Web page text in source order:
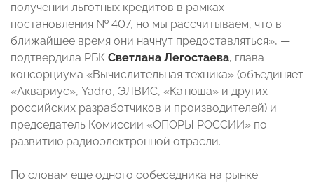
получении льготных кредитов в рамках
постановления № 407, но мы рассчитываем, что в
ближайшее время они начнут предоставляться», —
подтвердила РБК Светлана Легостаева, глава
консорциума «Вычислительная техника» (объединяет
«Аквариус», Yadro, ЭЛВИС, «Катюша» и других
российских разработчиков и производителей) и
председатель Комиссии «ОПОРЫ РОССИИ» по
развитию радиоэлектронной отрасли.
По словам еще одного собеседника на рынке